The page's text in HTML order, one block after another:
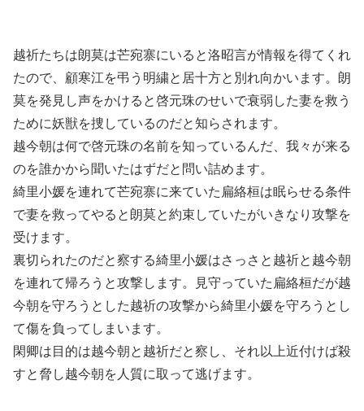
越祈たちは朗莫は芒宛寨にいると洛昭言が情報を得てくれ
たので、顧寒江を弔う明繍と居十方と別れ向かいます。朗
莫を発見し声をかけると啓元珠のせいで衰弱した妻を救う
ために妖獣を捜しているのだと知らされます。
越今朝は何で啓元珠の名前を知っているんだ、我々が来る
のを誰かから聞いたはずだと問い詰めます。
綺里小媛を連れて芒宛寨に来ていた扁絡桓は眠らせる条件
で妻を救ってやると朗莫と約束していたがいきなり攻撃を
受けます。
裏切られたのだと察する綺里小媛はさっさと越祈と越今朝
を連れて帰ろうと攻撃します。見守っていた扁絡桓だが越
今朝を守ろうとした越祈の攻撃から綺里小媛を守ろうとし
て傷を負ってしまいます。
閑卿は目的は越今朝と越祈だと察し、それ以上近付けば殺
すと脅し越今朝を人質に取って逃げます。